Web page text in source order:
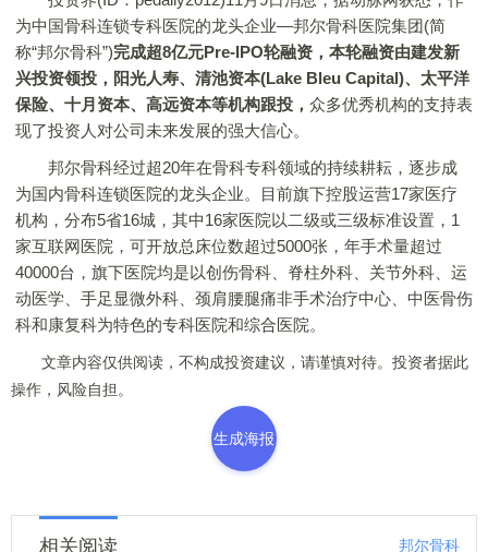
为中国骨科连锁专科医院的龙头企业—邦尔骨科医院集团(简
称“邦尔骨科”)完成超8亿元Pre-IPO轮融资，本轮融资由建发新
兴投资领投，阳光人寿、清池资本(Lake Bleu Capital)、太平洋
保险、十月资本、高远资本等机构跟投， 众多优秀机构的支持表
现了投资人对公司未来发展的强大信心。
邦尔骨科经过超20年在骨科专科领域的持续耕耘，逐步成
为国内骨科连锁医院的龙头企业。目前旗下控股运营17家医疗
机构，分布5省16城，其中16家医院以二级或三级标准设置，1
家互联网医院，可开放总床位数超过5000张，年手术量超过
40000台，旗下医院均是以创伤骨科、脊柱外科、关节外科、运
动医学、手足显微外科、颈肩腰腿痛非手术治疗中心、中医骨伤
科和康复科为特色的专科医院和综合医院。
文章内容仅供阅读，不构成投资建议，请谨慎对待。投资者据此
操作，风险自担。
生成海报
相关阅读 邦尔骨科